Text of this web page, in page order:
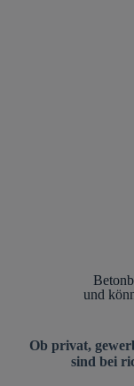
und
Ob privat,
sind bei